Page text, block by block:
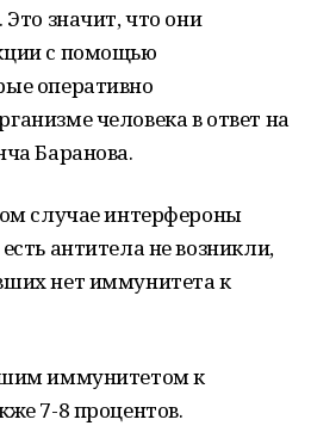
значит, что они
с помощью
оперативно
человека в ответ на
Баранова.
случае интерфероны
антитела не возникли,
нет иммунитета к
иммунитетом к
7-8 процентов.